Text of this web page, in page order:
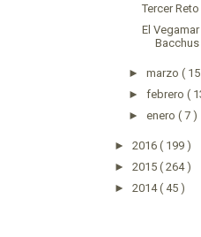
Tercer
El
► marzo (
► febrero (
► enero ( 7 )
► 2016 ( 199 )
► 2015 ( 264 )
► 2014( 45 )